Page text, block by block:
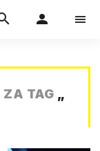
ZA TAG „